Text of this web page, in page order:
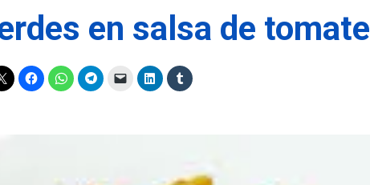
en salsa de tomate